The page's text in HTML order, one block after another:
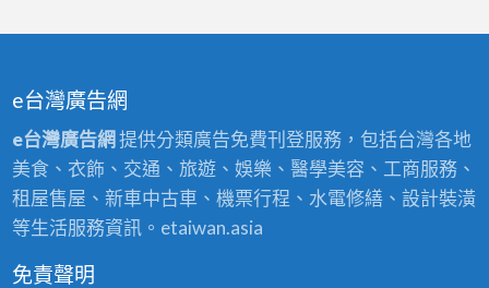
e台灣廣告網
e台灣廣告網提供分類廣告免費刊登服務，包括台灣各地
美食、衣飾、交通、旅遊、娛樂、醫學美容、工商服務、
租屋售屋、新車中古車、機票行程、水電修繕、設計裝潢
等生活服務資訊。etaiwan.asia
免責聲明